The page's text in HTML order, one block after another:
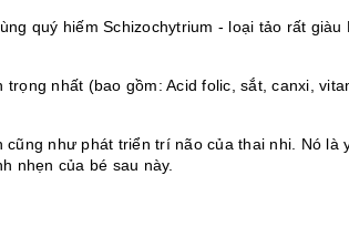
quý hiếm Schizochytrium - loại tảo rất giàu
nhất (bao gồm: Acid folic, sắt, canxi,
như phát triển trí não của thai nhi. Nó là
nhẹn của bé sau này.